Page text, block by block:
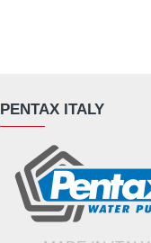
PENTAX ITALY